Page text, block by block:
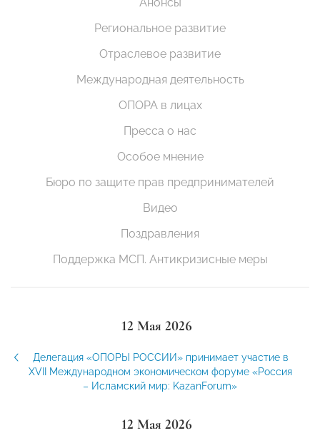
Региональное развитие
Отраслевое развитие
Международная деятельность
ОПОРА в лицах
Пресса о нас
Особое мнение
Бюро по защите прав предпринимателей
Видео
Поздравления
Поддержка МСП. Антикризисные меры
12 Мая 2026
Делегация «ОПОРЫ РОССИИ» принимает участие в
XVII Международном экономическом форуме «Россия
– Исламский мир: KazanForum»
12 Мая 2026